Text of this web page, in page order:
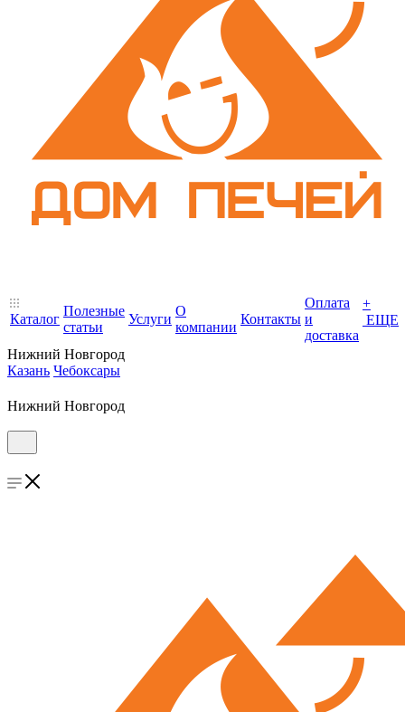
Каталог
Полезные
статьи
Услуги
О
компании
Контакты
Оплата
и
доставка
+
ЕЩЕ
Нижний Новгород
Казань Чебоксары
Нижний Новгород